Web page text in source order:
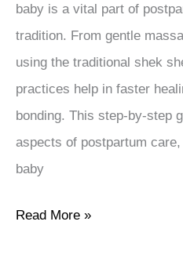
baby is a vital part of
tradition. From gentle
using the traditional shek
practices help in faster
bonding. This step-by-step
aspects of postpartum
baby
guide
to
Postpartum
Indian
massage
for
New
Read More »